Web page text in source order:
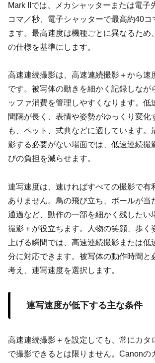
Mark IIでは、メカシャッターまたは電子
コマ／秒、電子シャッターで最高約40コ
ます。最高速度は機種ごとに異なるため
の仕様を基準にします。
高速連続撮影は、高速連続撮影＋から速
です。被写体の動きを細かく記録しなが
ッファ消費を管理しやすくなります。低
間隔が長く、表情や姿勢がゆっくり変化
も、ペット、式典などに適しています。
影する必要がない場面では、低速連続撮
びの負担を減らせます。
連写速度は、速ければすべての撮影で有
ありません。鳥の飛び立ち、ボールが当
通過など、動作の一部を細かく残したい
撮影＋が役立ちます。人物の笑顔、歩く
上げる瞬間では、高速連続撮影または低
分に対応できます。被写体の動作時間と
考え、連写速度を選択します。
連写速度が低下する主な条件
高速連続撮影＋を設定しても、常にカタ
で撮影できるとは限りません。Canonの